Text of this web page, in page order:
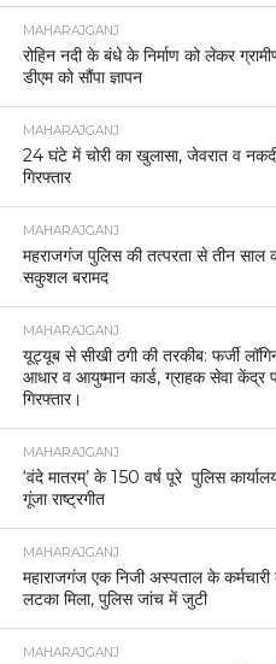
MAHARAJGANJ
रोहिन नदी के बंधे के निर्माण को लेकर
डीएम को सौंपा ज्ञापन
MAHARAJGANJ
24 घंटे में चोरी का खुलासा, जेवरात व
गिरफ्तार
MAHARAJGANJ
महराजगंज पुलिस की तत्परता से तीन साल
सकुशल बरामद
MAHARAJGANJ
यूट्यूब से सीखी ठगी की तरकीब: फर्जी
आधार व आयुष्मान कार्ड, ग्राहक सेवा केंद्र
गिरफ्तार।
MAHARAJGANJ
‘वंदे मातरम्’ के 150 वर्ष पूरे पुलिस
गूंजा राष्ट्रगीत
MAHARAJGANJ
महाराजगंज एक निजी अस्पताल के
लटका मिला, पुलिस जांच में जुटी
MAHARAJGANJ